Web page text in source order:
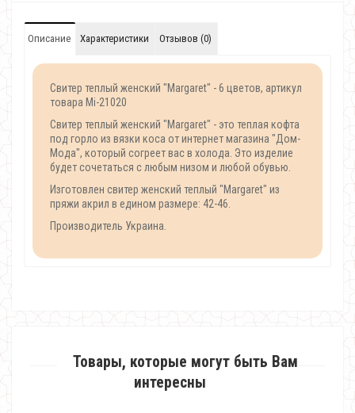
Описание Характеристики Отзывов (0)
Свитер теплый женский "Margaret" - 6 цветов, артикул
товара Mi-21020
Свитер теплый женский "Margaret" - это теплая кофта
под горло из вязки коса от интернет магазина "Дом-
Мода", который согреет вас в холода. Это изделие
будет сочетаться с любым низом и любой обувью.
Изготовлен свитер женский теплый "Margaret" из
пряжи акрил в едином размере: 42-46.
Производитель Украина.
Товары, которые могут быть Вам
интересны